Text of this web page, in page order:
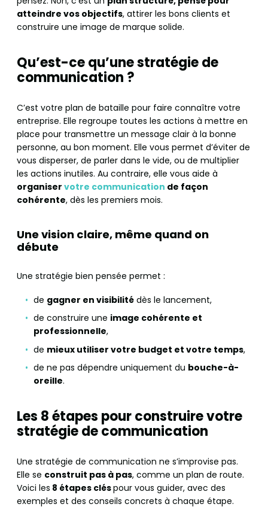
atteindre vos objectifs, attirer les bons clients et
construire une image de marque solide.
Qu’est-ce qu’une stratégie de
communication ?
C’est votre plan de bataille pour faire connaître votre
entreprise. Elle regroupe toutes les actions à mettre en
place pour transmettre un message clair à la bonne
personne, au bon moment. Elle vous permet d’éviter de
vous disperser, de parler dans le vide, ou de multiplier
les actions inutiles. Au contraire, elle vous aide à
organiser votre communication de façon
cohérente, dès les premiers mois.
Une vision claire, même quand on
débute
Une stratégie bien pensée permet :
de gagner en visibilité dès le lancement,
de construire une image cohérente et
professionnelle,
de mieux utiliser votre budget et votre temps,
de ne pas dépendre uniquement du bouche-à-
oreille.
Les 8 étapes pour construire votre
stratégie de communication
Une stratégie de communication ne s’improvise pas.
Elle se construit pas à pas, comme un plan de route.
Voici les 8 étapes cléspour vous guider, avec des
exemples et des conseils concrets à chaque étape.